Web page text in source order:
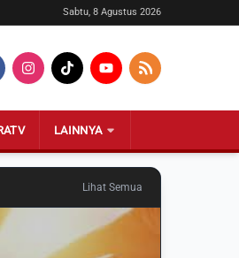
Sabtu, 8 Agustus 2026
LAINNYA
Lihat Semua